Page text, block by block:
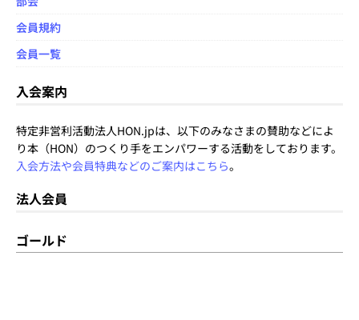
会員規約
会員一覧
入会案内
特定非営利活動法人HON.jpは、以下のみなさまの賛助などによ
り本（HON）のつくり手をエンパワーする活動をしております。
入会方法や会員特典などのご案内はこちら。
法人会員
ゴールド